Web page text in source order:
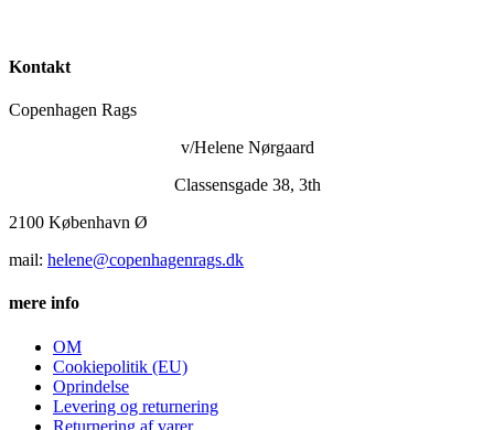
kan
på
Kontakt
Copenhagen Rags
v/Helene Nørgaard
Classensgade 38, 3th
2100 København Ø
mail: helene@copenhagenrags.dk
mere info
OM
Cookiepolitik (EU)
Oprindelse
Levering og returnering
Returnering af varer